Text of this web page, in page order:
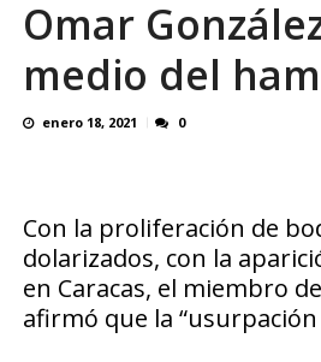
El último que
Omar
medio del
enero 18, 2021 0
Con la proliferación de
dolarizados, con la
en Caracas, el miembro
afirmó que la